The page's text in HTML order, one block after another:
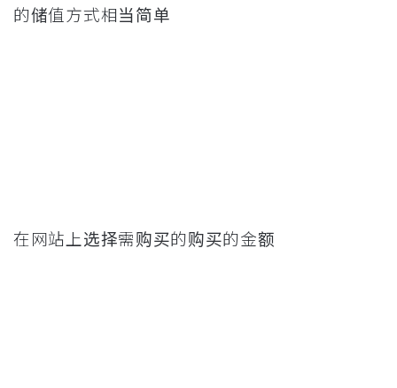
的储值方式相当简单
在网站上选择需购买的购买的金额